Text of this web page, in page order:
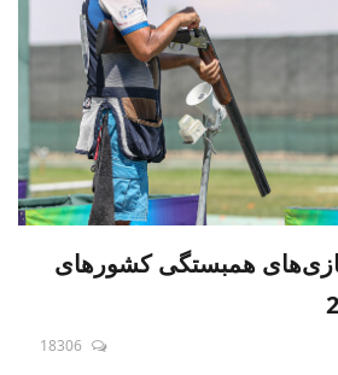
همبستگی کشورهای
18306